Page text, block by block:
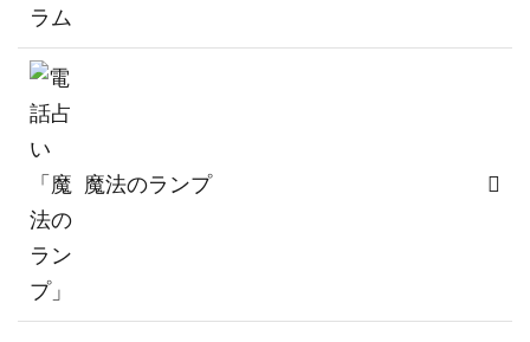
魔法のランプ